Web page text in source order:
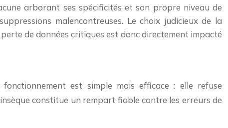
arborant ses spécificités et son propre niveau de
malencontreuses. Le choix judicieux de la
de données critiques est donc directement impacté
est simple mais efficace : elle refuse
constitue un rempart fiable contre les erreurs de